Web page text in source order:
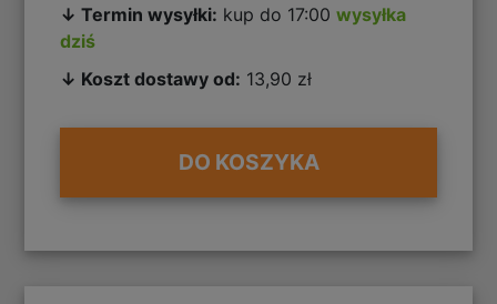
↓ Termin wysyłki: kup do 17:00wysyłka
dziś
↓ Koszt dostawy od: 13,90 zł
DO KOSZYKA